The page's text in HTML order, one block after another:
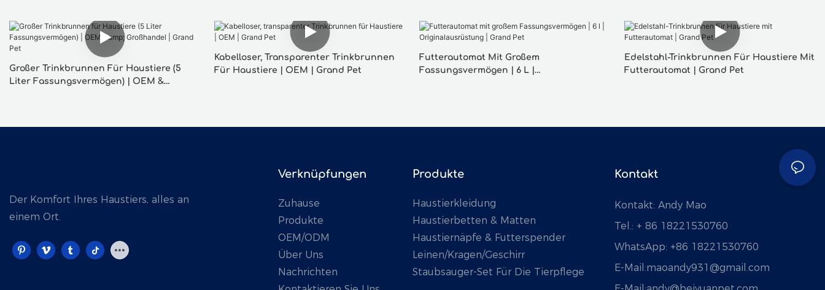
Großer Trinkbrunnen Für Haustiere (5
Liter Fassungsvermögen) | OEM &
Kabelloser, Transparenter Trinkbrunnen
Für Haustiere | OEM | Grand Pet
Futterautomat Mit Großem
Fassungsvermögen | 6 L |
Edelstahl-Trinkbrunnen Für Haustiere Mit
Futterautomat | Grand Pet
Der Komfort Ihres Haustiers, alles an
einem Ort.
Verknüpfungen
Zuhause
Produkte
OEM/ODM
Über Uns
Nachrichten
Produkte
Haustierkleidung
Haustierbetten & Matten
Haustiernäpfe & Futterspender
Leinen/Kragen/Geschirr
Staubsauger-Set Für Die Tierpflege
Kontakt
Kontakt: Andy Mao
Tel.: + 86 18221530760
WhatsApp: +86 18221530760
E-Mail:maoandy931@gmail.com